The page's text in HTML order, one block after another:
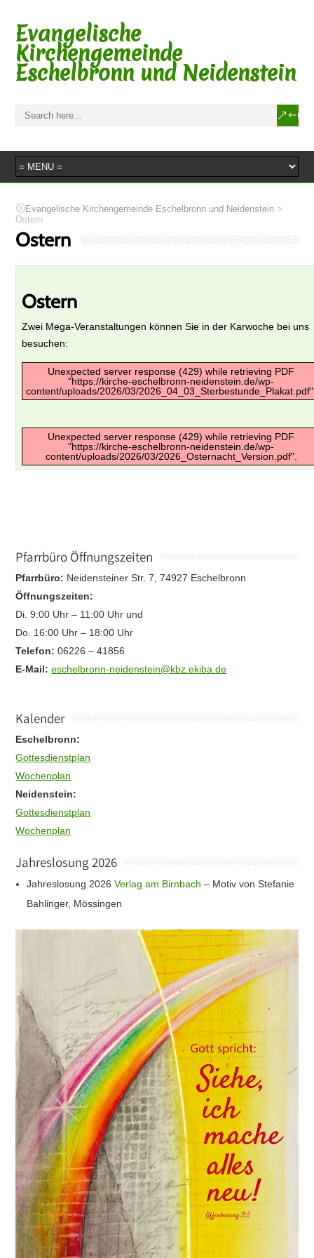
Evangelische
Kirchengemeinde
Eschelbronn und Neidenstein
Evangelische Kirchengemeinde Eschelbronn und Neidenstein >
Ostern
Ostern
Ostern
Zwei Mega-Veranstaltungen können Sie in der Karwoche bei uns
besuchen:
Unexpected server response (429) while retrieving PDF
"https://kirche-eschelbronn-neidenstein.de/wp-
content/uploads/2026/03/
Unexpected server response (429) while retrieving PDF
"https://kirche-eschelbronn-neidenstein.de/wp-
content/uploads/2026/03/2026_Osternacht_Version.pdf".
Pfarrbüro Öffnungszeiten
Pfarrbüro: Neidensteiner Str. 7, 74927 Eschelbronn
Öffnungszeiten:
Di. 9:00 Uhr – 11:00 Uhr und
Do. 16:00 Uhr – 18:00 Uhr
Telefon: 06226 – 41856
E-Mail: eschelbronn-neidenstein@kbz.ekiba.de
Kalender
Eschelbronn:
Gottesdienstplan
Wochenplan
Neidenstein:
Gottesdienstplan
Wochenplan
Jahreslosung 2026
Jahreslosung 2026Verlag am Birnbach – Motiv von Stefanie
Bahlinger, Mössingen